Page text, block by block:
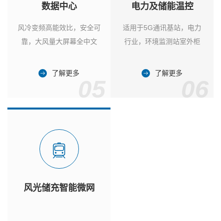
数据中心
风冷变频高能效比，安全可
靠，大风量大屏幕全中文
了解更多
电力及储能温控
适用于5G通讯基站，电力
行业，环境监测站室外柜
了解更多
风光储充智能微网